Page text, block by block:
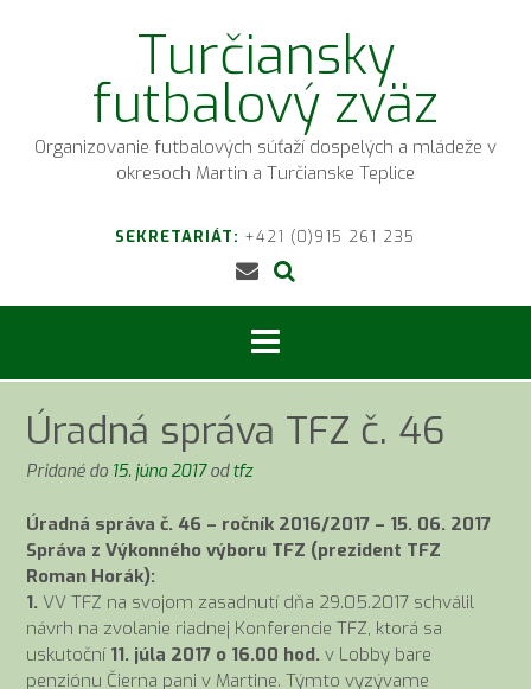
Turčiansky
futbalový zväz
Organizovanie futbalových súťaží dospelých a mládeže v
okresoch Martin a Turčianske Teplice
SEKRETARIÁT: +421 (0)915 261 235
Úradná správa TFZ č. 46
Pridané do 15. júna 2017odtfz
Úradná správa č. 46 – ročník 2016/2017 – 15. 06. 2017
Správa z Výkonného výboru TFZ (prezident TFZ
Roman Horák):
1. VV TFZ na svojom zasadnutí dňa 29.05.2017 schválil
návrh na zvolanie riadnej Konferencie TFZ, ktorá sa
uskutoční 11. júla 2017 o 16.00 hod. v Lobby bare
penziónu Čierna pani v Martine. Týmto vyzývame